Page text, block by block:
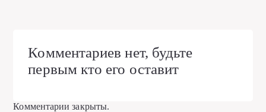
Комментариев нет, будьте
первым кто его оставит
Комментарии закрыты.